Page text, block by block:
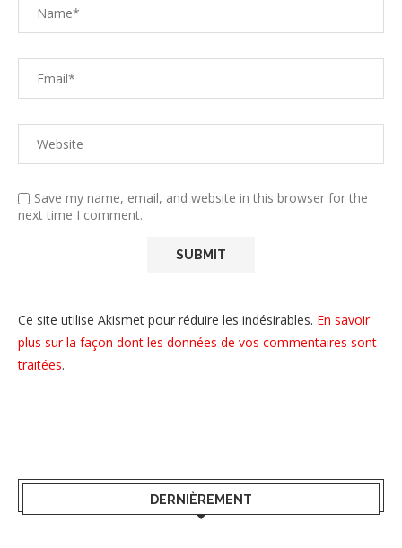
Save my name, email, and website in this browser for the
next time I comment.
Ce site utilise Akismet pour réduire les indésirables. En savoir
plus sur la façon dont les données de vos commentaires sont
traitées.
DERNIÈREMENT